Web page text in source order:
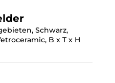
Schwarz,
B x T x H